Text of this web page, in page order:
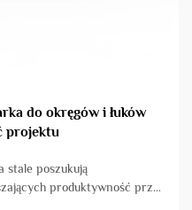
do okręgów i łuków
projektu
stale poszukują
produktywność przy